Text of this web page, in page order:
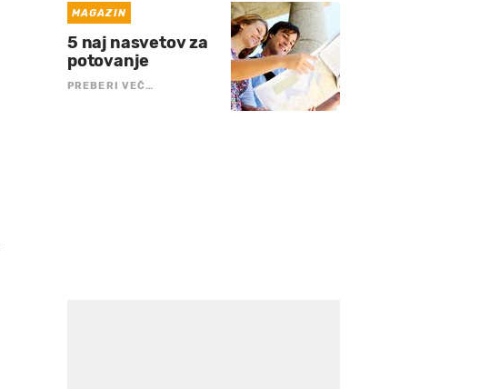
MAGAZIN
5 naj nasvetov za
potovanje
PREBERI VEČ…